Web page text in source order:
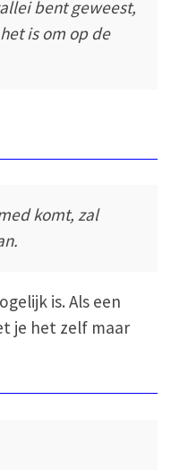
bent geweest,
is om op de
komt, zal
is. Als een
je het zelf maar